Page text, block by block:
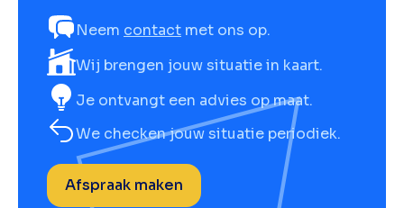
Neem contact met ons op.
Wij brengen jouw situatie in kaart.
Je ontvangt een advies op maat.
We checken jouw situatie periodiek.
Afspraak maken